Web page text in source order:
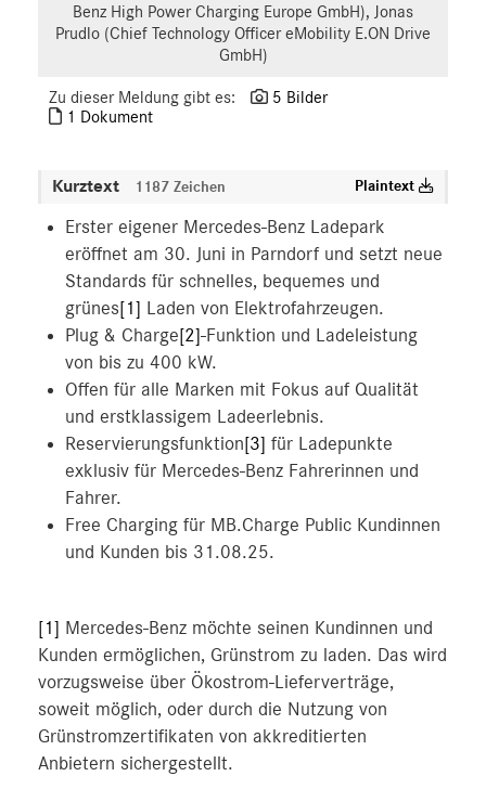
Benz High Power Charging Europe GmbH), Jonas
Prudlo (Chief Technology Officer eMobility E.ON Drive
GmbH)
Zu dieser Meldung gibt es:
5 Bilder
1 Dokument
Kurztext 1187 Zeichen Plaintext
Erster eigener Mercedes-Benz Ladepark
eröffnet am 30. Juni in Parndorf und setzt neue
Standards für schnelles, bequemes und
grünes[1] Laden von Elektrofahrzeugen.
Plug & Charge[2]-Funktion und Ladeleistung
von bis zu 400 kW.
Offen für alle Marken mit Fokus auf Qualität
und erstklassigem Ladeerlebnis.
Reservierungsfunktion[3] für Ladepunkte
exklusiv für Mercedes-Benz Fahrerinnen und
Fahrer.
Free Charging für MB.Charge Public Kundinnen
und Kunden bis 31.08.25.
[1] Mercedes-Benz möchte seinen Kundinnen und
Kunden ermöglichen, Grünstrom zu laden. Das wird
vorzugsweise über Ökostrom-Lieferverträge,
soweit möglich, oder durch die Nutzung von
Grünstromzertifikaten von akkreditierten
Anbietern sichergestellt.